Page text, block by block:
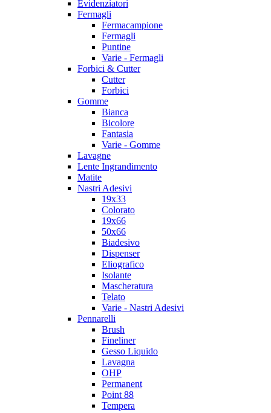
Evidenziatori
Fermagli
Fermacampione
Fermagli
Puntine
Varie - Fermagli
Forbici & Cutter
Cutter
Forbici
Gomme
Bianca
Bicolore
Fantasia
Varie - Gomme
Lavagne
Lente Ingrandimento
Matite
Nastri Adesivi
19x33
Colorato
19x66
50x66
Biadesivo
Dispenser
Eliografico
Isolante
Mascheratura
Telato
Varie - Nastri Adesivi
Pennarelli
Brush
Fineliner
Gesso Liquido
Lavagna
OHP
Permanent
Point 88
Tempera